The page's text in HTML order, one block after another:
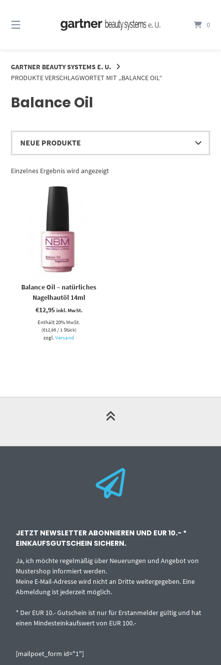
Inhalt
0
GARTNER BEAUTY SYSTEMS E. U.
PRODUKTE VERSCHLAGWORTET MIT „BALANCE OIL“
Balance Oil
Einzelnes Ergebnis wird angezeigt
Balance Oil – natürliches
Nagelhautöl 14ml
€12,95 inkl. MwSt.
Enthält 20% MwSt.
(€12,95/ 1 Stück)
zzgl.Versand
JETZT NEWSLETTER ABONNIEREN UND EUR 10.- *
EINKAUFSGUTSCHEIN SICHERN.
Ja, ich möchte regelmäßig über Neuerungen und Angebot von
Mustershop informiert werden.
Meine E-Mail-Adresse wird nicht an Dritte weitergegeben. Eine
Abmeldung ist jederzeit möglich.
* Der EUR 10.- Gutschein ist nur für Erstanmelder gültig und hat
einen Mindesteinkaufswert von EUR 100.-
[mailpoet_form id="1"]